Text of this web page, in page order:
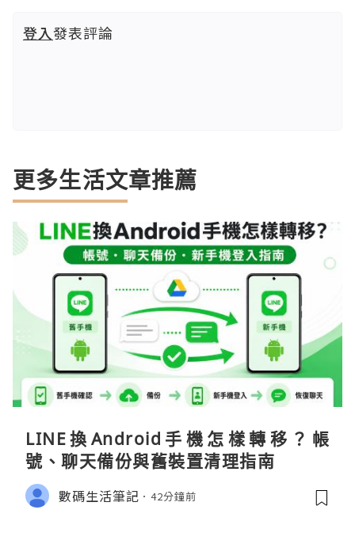
登入發表評論
更多生活文章推薦
LINE換Android手機怎樣轉移？帳
號、聊天備份與舊裝置清理指南
數碼生活筆記 42分鐘前